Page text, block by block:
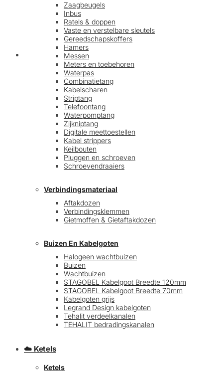
Afrekenen
Zaagbeugels
Inbus
Ratels & doppen
Vaste en verstelbare sleutels
Gereedschapskoffers
Hamers
Messen
Meters en toebehoren
Waterpas
Combinatietang
Kabelscharen
Striptang
Telefoontang
Waterpomptang
Zijkniptang
Digitale meettoestellen
Kabel strippers
Keilbouten
Pluggen en schroeven
Schroevendraaiers
Verbindingsmateriaal
Aftakdozen
Verbindingsklemmen
Gietmoffen & Gietaftakdozen
Buizen En Kabelgoten
Halogeen wachtbuizen
Buizen
Wachtbuizen
STAGOBEL Kabelgoot Breedte 120mm
STAGOBEL Kabelgoot Breedte 70mm
Kabelgoten grijs
Legrand Design kabelgoten
Tehalit verdeelkanalen
TEHALIT bedradingskanalen
☁️ Ketels
Ketels